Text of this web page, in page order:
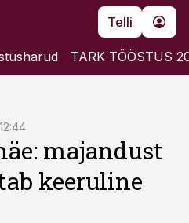
Telli
TARK TÖÖSTUS
majandust
keeruline